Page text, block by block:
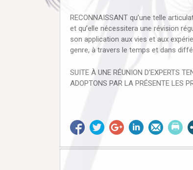
RECONNAISSANT qu’une telle
et qu’elle nécessitera une révision
son application aux vies et aux
genre, à travers le temps et dans
SUITE À UNE RÉUNION D’EXPERTS
ADOPTONS PAR LA PRÉSENTE LES